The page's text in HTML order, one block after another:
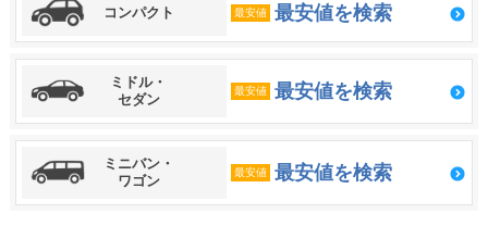
コンパクト 最安値 最安値を検索
ミドル・
セダン
最安値 最安値を検索
ミニバン・
ワゴン
最安値 最安値を検索